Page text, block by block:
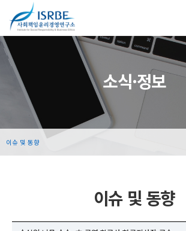
소식·정보
이슈 및 동향
이슈 및 동향